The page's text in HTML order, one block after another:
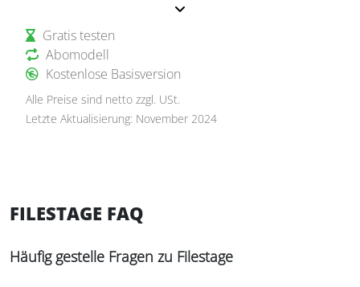
Gratis testen
Abomodell
Kostenlose Basisversion
Alle Preise sind netto zzgl. USt.
Letzte Aktualisierung: November 2024
FILESTAGE FAQ
Häufig gestelle Fragen zu Filestage